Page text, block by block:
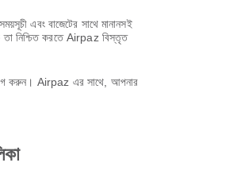
এবং বাজেটের সাথে মানানসই
তা নিশ্চিত করতে Airpaz বিস্তৃত
করুন। Airpaz এর সাথে, আপনার